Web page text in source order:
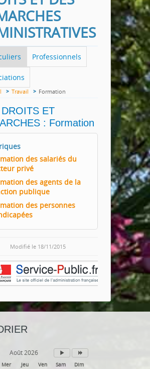
Professionnels
Travail Formation
ET
: Formation
des salariés du
privé
des agents de la
publique
des personnes
Modifié le 18/11/2015
Août 2026
Mer Jeu Ven Sam
Dim